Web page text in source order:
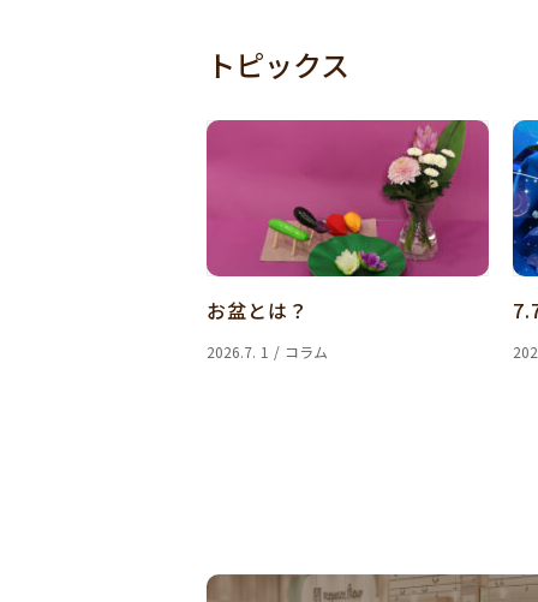
トピックス
お盆とは？
2026.7. 1 / コラム